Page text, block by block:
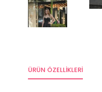
ÜRÜN ÖZELLIKLERI